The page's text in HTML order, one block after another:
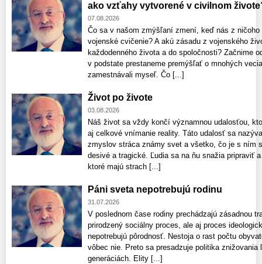
ako vzťahy vytvorené v civilnom
07.08.2026
Čo sa v našom zmýšľaní zmení, keď nás z
vojenské cvičenie? A akú zásadu z vojenského
každodenného života a do spoločnosti? Začnime
v podstate prestaneme premýšľať o mnohých
zamestnávali myseľ. Čo [...]
Život po živote
03.08.2026
Náš život sa vždy končí významnou udalosťou,
aj celkové vnímanie reality. Táto udalosť sa
zmyslov stráca známy svet a všetko, čo je s ním
desivé a tragické. Ľudia sa na ňu snažia pripraviť
ktoré majú strach [...]
Páni sveta nepotrebujú rodinu
31.07.2026
V poslednom čase rodiny prechádzajú zásadnou
prirodzený sociálny proces, ale aj proces
nepotrebujú pôrodnosť. Nestoja o rast počtu
vôbec nie. Preto sa presadzuje politika
generáciách. Elity [...]